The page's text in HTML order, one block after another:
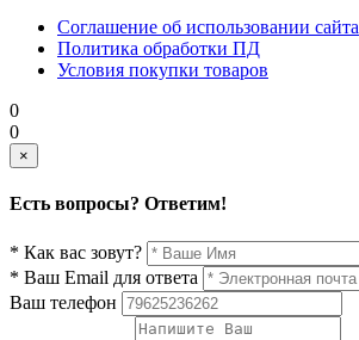
Соглашение об использовании сайта
Политика обработки ПД
Условия покупки товаров
0
0
×
Есть вопросы? Ответим!
* Как вас зовут?
* Ваш Email для ответа
Ваш телефон